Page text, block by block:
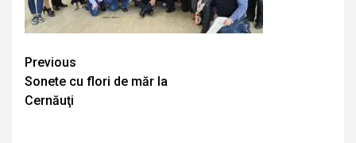
Continue
Reading
Previous
Sonete cu flori de măr la
Cernăuţi